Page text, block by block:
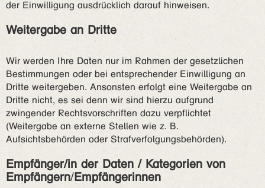
der Einwilligung ausdrücklich darauf hinweisen.
Weitergabe an Dritte
Wir werden Ihre Daten nur im Rahmen der gesetzlichen
Bestimmungen oder bei entsprechender Einwilligung an
Dritte weitergeben. Ansonsten erfolgt eine Weitergabe an
Dritte nicht, es sei denn wir sind hierzu aufgrund
zwingender Rechtsvorschriften dazu verpflichtet
(Weitergabe an externe Stellen wie z. B.
Aufsichtsbehörden oder Strafverfolgungsbehörden).
Empfänger/in der Daten / Kategorien von
Empfängern/Empfängerinnen